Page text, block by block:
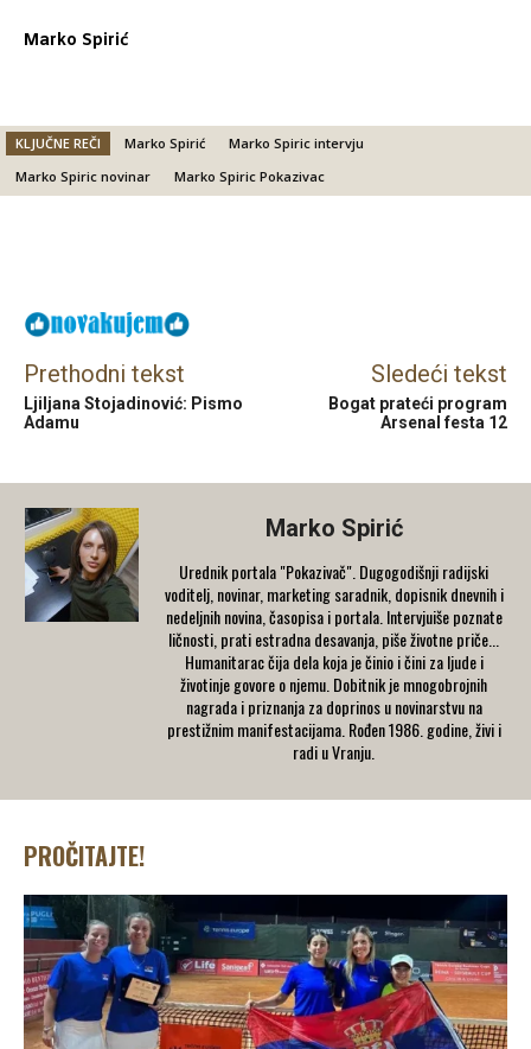
Marko Spirić
KLJUČNE REČI Marko Spirić
Marko Spiric intervju
Marko Spiric novinar
Marko Spiric Pokazivac
Prethodni tekst
Ljiljana Stojadinović: Pismo
Adamu
Sledeći tekst
Bogat prateći program
Arsenal festa 12
Marko Spirić
Urednik portala "Pokazivač". Dugogodišnji radijski
voditelj, novinar, marketing saradnik, dopisnik dnevnih i
nedeljnih novina, časopisa i portala. Intervjuiše poznate
ličnosti, prati estradna desavanja, piše životne priče...
Humanitarac čija dela koja je činio i čini za ljude i
životinje govore o njemu. Dobitnik je mnogobrojnih
nagrada i priznanja za doprinos u novinarstvu na
prestižnim manifestacijama. Rođen 1986. godine, živi i
radi u Vranju.
PROČITAJTE!